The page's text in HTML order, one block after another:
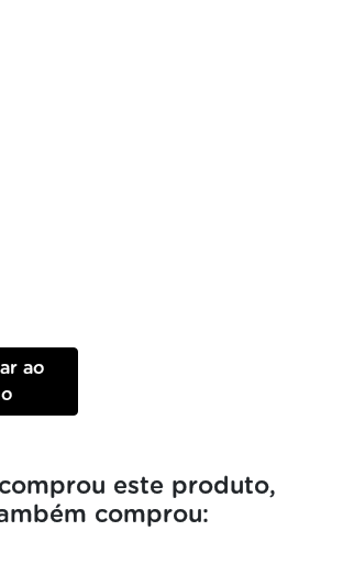
ao
este produto,
comprou: